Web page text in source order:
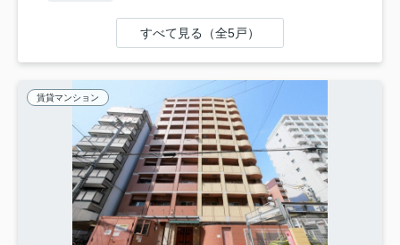
すべて見る（全5戸）
賃貸マンション